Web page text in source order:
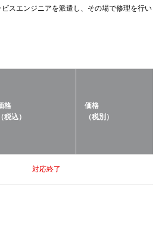
スエンジニアを派遣し、その場で修理を行い
格
（税込）
価格
（税別）
対応終了